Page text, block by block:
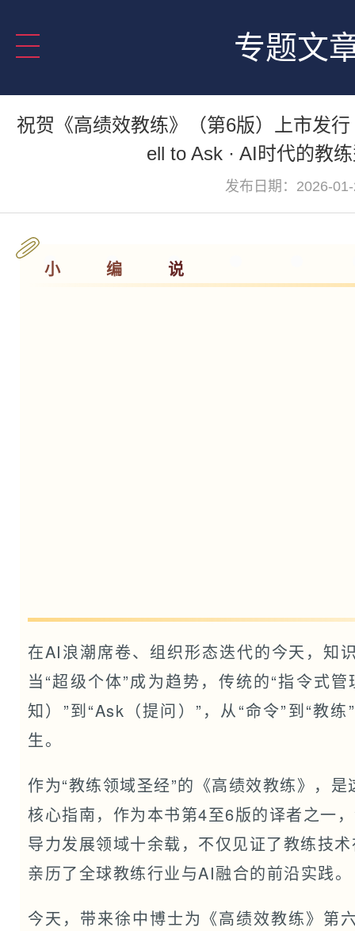
专题文
祝贺《高绩效教练》（第6版）上市发
ell to Ask · AI时代的教
发布日期：2026-
小 编 说
在AI浪潮席卷、组织形态迭代的今天，知
当“超级个体”成为趋势，传统的“指令式
知）”到“Ask（提问）”，从“命令”到“教
生。
作为“教练领域圣经”的《高绩效教练》，
核心指南，作为本书第4至6版的译者之一
导力发展领域十余载，不仅见证了教练技
亲历了全球教练行业与AI融合的前沿实践。
今天，带来徐中博士为《高绩效教练》第